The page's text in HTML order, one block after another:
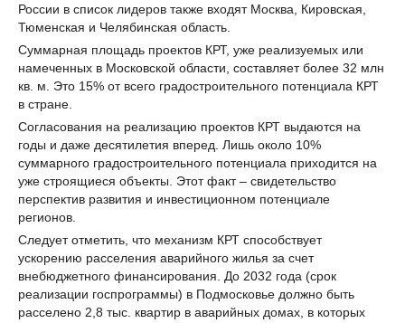
России в список лидеров также входят Москва, Кировская,
Тюменская и Челябинская область.
Суммарная площадь проектов КРТ, уже реализуемых или
намеченных в Московской области, составляет более 32 млн
кв. м. Это 15% от всего градостроительного потенциала КРТ
в стране.
Согласования на реализацию проектов КРТ выдаются на
годы и даже десятилетия вперед. Лишь около 10%
суммарного градостроительного потенциала приходится на
уже строящиеся объекты. Этот факт – свидетельство
перспектив развития и инвестиционном потенциале
регионов.
Следует отметить, что механизм КРТ способствует
ускорению расселения аварийного жилья за счет
внебюджетного финансирования. До 2032 года (срок
реализации госпрограммы) в Подмосковье должно быть
расселено 2,8 тыс. квартир в аварийных домах, в которых